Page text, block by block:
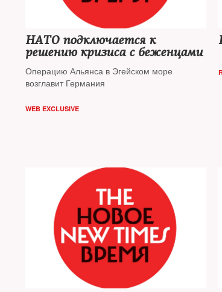
НАТО подключается к
решению кризиса с беженцами
Операцию Альянса в Эгейском море
возглавит Германия
WEB EXCLUSIVE